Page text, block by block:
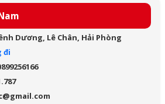
Dương, Lê Chân, Hải Phòng
đi